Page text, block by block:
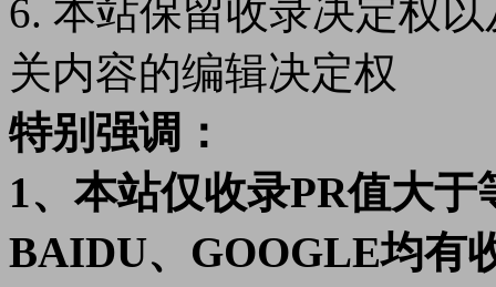
6. 本站保留收录决定权
关内容的编辑决定权
特别强调：
1、本站仅收录PR值大
BAIDU、GOOGLE均有